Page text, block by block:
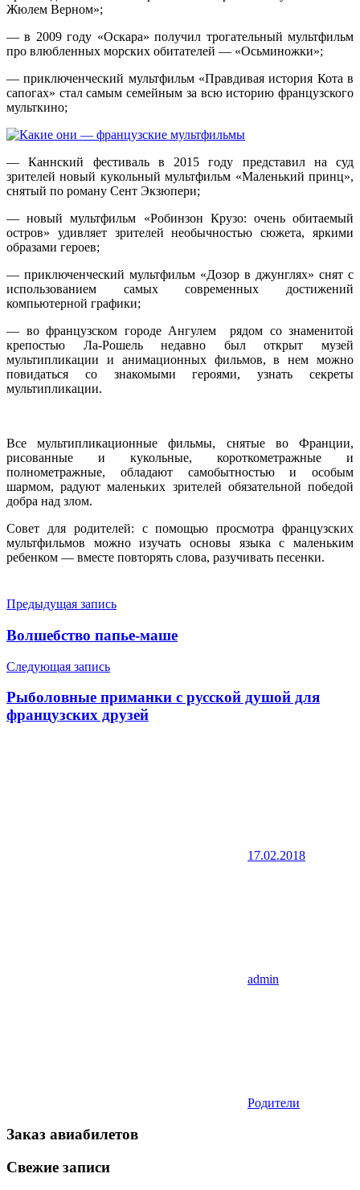
Жюлем Верном»;
— в 2009 году «Оскара» получил трогательный мультфильм
про влюбленных морских обитателей — «Осьминожки»;
— приключенческий мультфильм «Правдивая история Кота в
сапогах» стал самым семейным за всю историю французского
мульткино;
— Каннский фестиваль в 2015 году представил на суд
зрителей новый кукольный мультфильм «Маленький принц»,
снятый по роману Сент Экзюпери;
— новый мультфильм «Робинзон Крузо: очень обитаемый
остров» удивляет зрителей необычностью сюжета, яркими
образами героев;
— приключенческий мультфильм «Дозор в джунглях» снят с
использованием самых современных достижений
компьютерной графики;
— во французском городе Ангулем рядом со знаменитой
крепостью Ла-Рошель недавно был открыт музей
мультипликации и анимационных фильмов, в нем можно
повидаться со знакомыми героями, узнать секреты
мультипликации.
Все мультипликационные фильмы, снятые во Франции,
рисованные и кукольные, короткометражные и
полнометражные, обладают самобытностью и особым
шармом, радуют маленьких зрителей обязательной победой
добра над злом.
Совет для родителей: с помощью просмотра французских
мультфильмов можно изучать основы языка с маленьким
ребенком — вместе повторять слова, разучивать песенки.
Навигация
по
Предыдущая запись
Волшебство папье-маше
Следующая запись
Рыболовные приманки с русской душой для
французских друзей
17.02.2018
admin
Родители
Заказ авиабилетов
Свежие записи